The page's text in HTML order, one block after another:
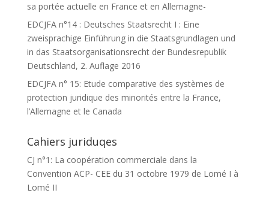
sa portée actuelle en France et en Allemagne-
EDCJFA n°14 : Deutsches Staatsrecht I : Eine
zweisprachige Einführung in die Staatsgrundlagen und
in das Staatsorganisationsrecht der Bundesrepublik
Deutschland, 2. Auflage 2016
EDCJFA n° 15: Etude comparative des systèmes de
protection juridique des minorités entre la France,
l’Allemagne et le Canada
Cahiers juriduqes
CJ n°1: La coopération commerciale dans la
Convention ACP- CEE du 31 octobre 1979 de Lomé I à
Lomé II